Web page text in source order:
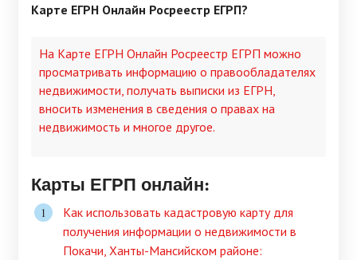
Карте ЕГРН Онлайн Росреестр ЕГРП?
На Карте ЕГРН Онлайн Росреестр ЕГРП можно
просматривать информацию о правообладателях
недвижимости, получать выписки из ЕГРН,
вносить изменения в сведения о правах на
недвижимость и многое другое.
Карты ЕГРП онлайн:
Как использовать кадастровую карту для
получения информации о недвижимости в
Покачи, Ханты-Мансийском районе: